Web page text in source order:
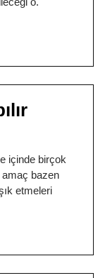
içinde birçok
amaç bazen
etmeleri